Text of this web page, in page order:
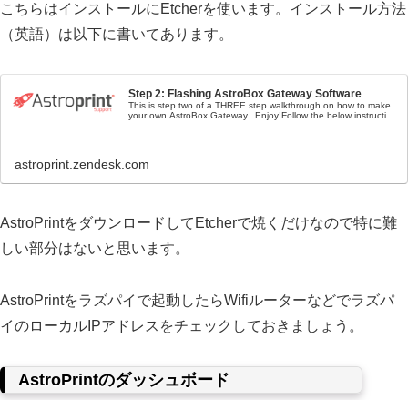
こちらはインストールにEtcherを使います。インストール方法
（英語）は以下に書いてあります。
Step 2: Flashing AstroBox Gateway Software
This is step two of a THREE step walkthrough on how to make
your own AstroBox Gateway. Enjoy!Follow the below instructi...
astroprint.zendesk.com
AstroPrintをダウンロードしてEtcherで焼くだけなので特に難
しい部分はないと思います。
AstroPrintをラズパイで起動したらWifiルーターなどでラズパ
イのローカルIPアドレスをチェックしておきましょう。
AstroPrintのダッシュボード